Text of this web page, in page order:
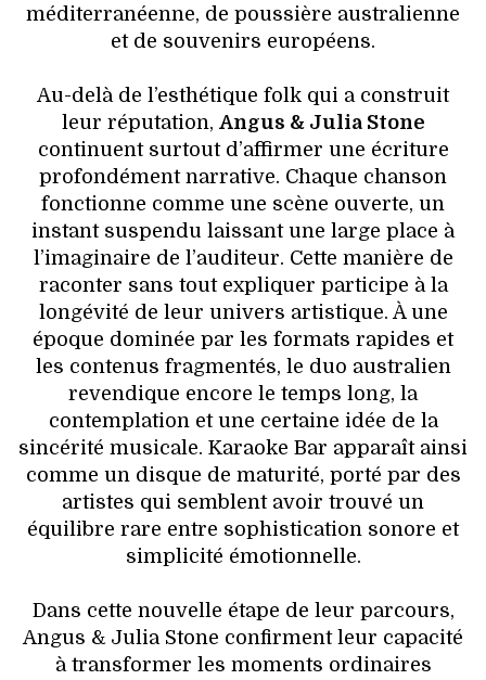
méditerranéenne, de poussière australienne
et de souvenirs européens.
Au-delà de l’esthétique folk qui a construit
leur réputation, Angus & Julia Stone
continuent surtout d’affirmer une écriture
profondément narrative. Chaque chanson
fonctionne comme une scène ouverte, un
instant suspendu laissant une large place à
l’imaginaire de l’auditeur. Cette manière de
raconter sans tout expliquer participe à la
longévité de leur univers artistique. À une
époque dominée par les formats rapides et
les contenus fragmentés, le duo australien
revendique encore le temps long, la
contemplation et une certaine idée de la
sincérité musicale. Karaoke Bar apparaît ainsi
comme un disque de maturité, porté par des
artistes qui semblent avoir trouvé un
équilibre rare entre sophistication sonore et
simplicité émotionnelle.
Dans cette nouvelle étape de leur parcours,
Angus & Julia Stone confirment leur capacité
à transformer les moments ordinaires